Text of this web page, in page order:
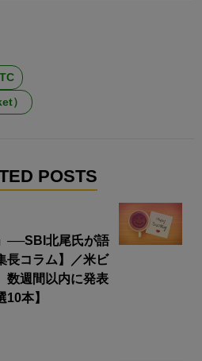
）
POSTS
──SBI北尾氏が語
長コラム】／米ビ
数週間以内に発表
本】